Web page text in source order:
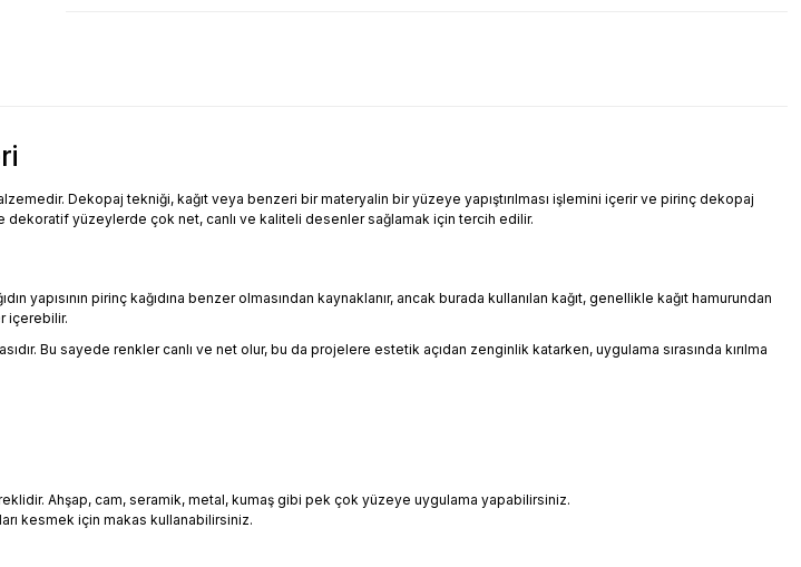
Dekopaj tekniği, kağıt veya benzeri bir materyalin bir yüzeye yapıştırılması işlemini içerir ve pirinç dekopaj
dekoratif yüzeylerde çok net, canlı ve kaliteli desenler sağlamak için tercih edilir.
yapısının pirinç kağıdına benzer olmasından kaynaklanır, ancak burada kullanılan kağıt, genellikle kağıt hamurundan
içerebilir.
Bu sayede renkler canlı ve net olur, bu da projelere estetik açıdan zenginlik katarken, uygulama sırasında kırılma
Ahşap, cam, seramik, metal, kumaş gibi pek çok yüzeye uygulama yapabilirsiniz.
kesmek için makas kullanabilirsiniz.